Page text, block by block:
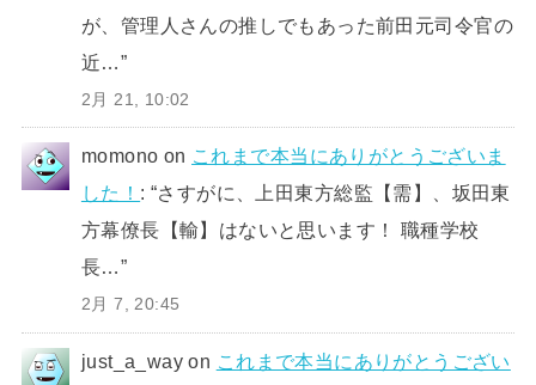
が、管理人さんの推しでもあった前田元司令官の
近…”
2月 21, 10:02
momono on これまで本当にありがとうございま
した！ : “さすがに、上田東方総監【需】、坂田東
方幕僚長【輸】はないと思います！ 職種学校
長…”
2月 7, 20:45
just_a_way on これまで本当にありがとうござい